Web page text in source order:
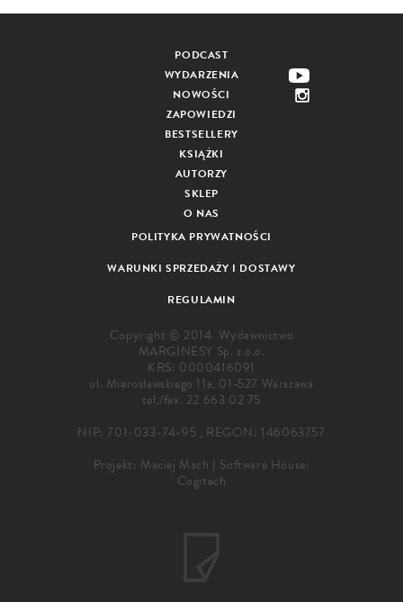
PODCAST
WYDARZENIA
NOWOŚCI
ZAPOWIEDZI
BESTSELLERY
KSIĄŻKI
AUTORZY
SKLEP
O NAS
POLITYKA PRYWATNOŚCI
WARUNKI SPRZEDAŻY I DOSTAWY
REGULAMIN
Copyright © 2014. Wydawnictwo
MARGINESY Sp. z o.o.
KRS: 0000416091
ul. Mierosławskiego 11a, 01-527 Warszawa
tel./fax. 22 663 02 75
NIP: 701-033-74-95 , REGON: 146063757
Projekt: Maciej Mach | Software House:
Cogitech